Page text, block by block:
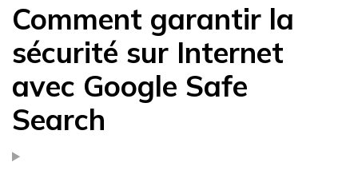
Comment garantir la
sécurité sur Internet
avec Google Safe
Search